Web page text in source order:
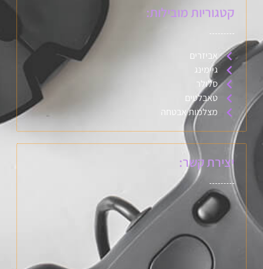
קטגוריות מובילות:
אביזרים
גיימינג
סלולר
טאבלטים
מצלמות אבטחה
יצירת קשר: